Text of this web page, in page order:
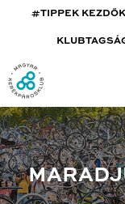
#TIPPEK